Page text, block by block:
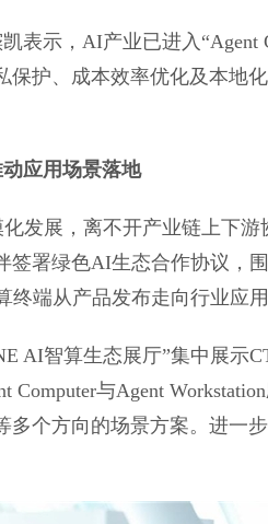
表示，AI产业已进入“Agent
保护、成本效率优化及本地
应用场景落地
发展，离不开产业链上下
签署绿色AI生态合作协议，
终端从产品发布走向行业应用
AI智算生态展厅”集中展示
Computer与Agent
多个方向的场景方案。进一